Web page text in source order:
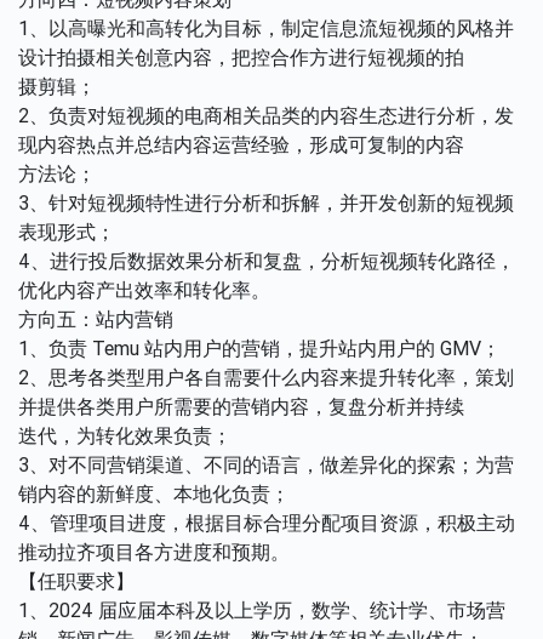
1、以高曝光和高转化为目标，制定信息流短视频的风格并
设计拍摄相关创意内容，把控合作方进行短视频的拍
摄剪辑；
2、负责对短视频的电商相关品类的内容生态进行分析，发
现内容热点并总结内容运营经验，形成可复制的内容
方法论；
3、针对短视频特性进行分析和拆解，并开发创新的短视频
表现形式；
4、进行投后数据效果分析和复盘，分析短视频转化路径，
优化内容产出效率和转化率。
方向五：站内营销
1、负责 Temu 站内用户的营销，提升站内用户的 GMV；
2、思考各类型用户各自需要什么内容来提升转化率，策划
并提供各类用户所需要的营销内容，复盘分析并持续
迭代，为转化效果负责；
3、对不同营销渠道、不同的语言，做差异化的探索；为营
销内容的新鲜度、本地化负责；
4、管理项目进度，根据目标合理分配项目资源，积极主动
推动拉齐项目各方进度和预期。
【任职要求】
1、2024 届应届本科及以上学历，数学、统计学、市场营